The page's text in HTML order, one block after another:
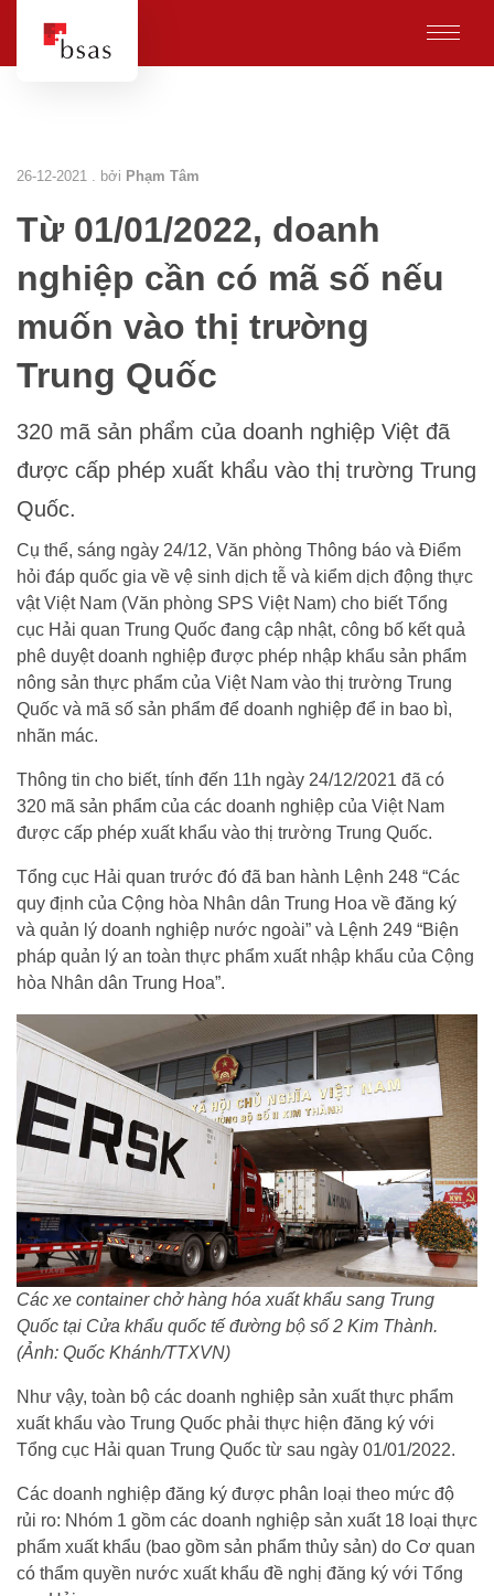
26-12-2021 . bởi Phạm Tâm
Từ 01/01/2022, doanh
nghiệp cần có mã số nếu
muốn vào thị trường
Trung Quốc
320 mã sản phẩm của doanh nghiệp Việt đã
được cấp phép xuất khẩu vào thị trường Trung
Quốc.
Cụ thể, sáng ngày 24/12, Văn phòng Thông báo và Điểm
hỏi đáp quốc gia về vệ sinh dịch tễ và kiểm dịch động thực
vật Việt Nam (Văn phòng SPS Việt Nam) cho biết Tổng
cục Hải quan Trung Quốc đang cập nhật, công bố kết quả
phê duyệt doanh nghiệp được phép nhập khẩu sản phẩm
nông sản thực phẩm của Việt Nam vào thị trường Trung
Quốc và mã số sản phẩm để doanh nghiệp để in bao bì,
nhãn mác.
Thông tin cho biết, tính đến 11h ngày 24/12/2021 đã có
320 mã sản phẩm của các doanh nghiệp của Việt Nam
được cấp phép xuất khẩu vào thị trường Trung Quốc.
Tổng cục Hải quan trước đó đã ban hành Lệnh 248 “Các
quy định của Cộng hòa Nhân dân Trung Hoa về đăng ký
và quản lý doanh nghiệp nước ngoài” và Lệnh 249 “Biện
pháp quản lý an toàn thực phẩm xuất nhập khẩu của Cộng
hòa Nhân dân Trung Hoa”.
Các xe container chở hàng hóa xuất khẩu sang Trung
Quốc tại Cửa khẩu quốc tế đường bộ số 2 Kim Thành.
(Ảnh: Quốc Khánh/TTXVN)
Như vậy, toàn bộ các doanh nghiệp sản xuất thực phẩm
xuất khẩu vào Trung Quốc phải thực hiện đăng ký với
Tổng cục Hải quan Trung Quốc từ sau ngày 01/01/2022.
Các doanh nghiệp đăng ký được phân loại theo mức độ
rủi ro: Nhóm 1 gồm các doanh nghiệp sản xuất 18 loại thực
phẩm xuất khẩu (bao gồm sản phẩm thủy sản) do Cơ quan
có thẩm quyền nước xuất khẩu đề nghị đăng ký với Tổng